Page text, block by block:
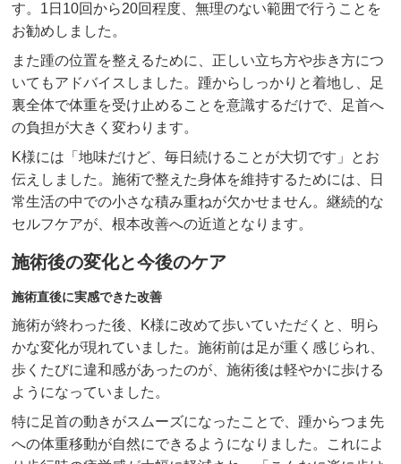
す。1日10回から20回程度、無理のない範囲で行うことを
お勧めしました。
また踵の位置を整えるために、正しい立ち方や歩き方につ
いてもアドバイスしました。踵からしっかりと着地し、足
裏全体で体重を受け止めることを意識するだけで、足首へ
の負担が大きく変わります。
K様には「地味だけど、毎日続けることが大切です」とお
伝えしました。施術で整えた身体を維持するためには、日
常生活の中での小さな積み重ねが欠かせません。継続的な
セルフケアが、根本改善への近道となります。
施術後の変化と今後のケア
施術直後に実感できた改善
施術が終わった後、K様に改めて歩いていただくと、明ら
かな変化が現れていました。施術前は足が重く感じられ、
歩くたびに違和感があったのが、施術後は軽やかに歩ける
ようになっていました。
特に足首の動きがスムーズになったことで、踵からつま先
への体重移動が自然にできるようになりました。これによ